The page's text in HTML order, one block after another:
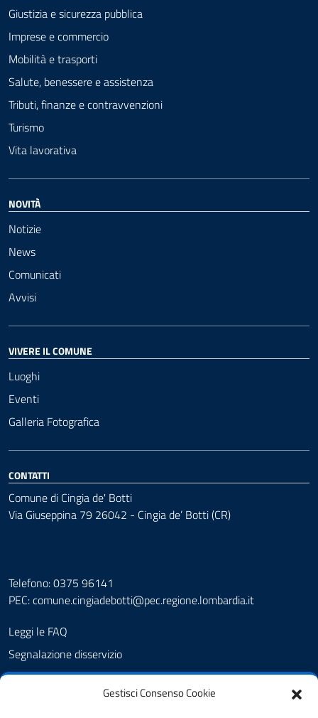
Gestisci Consenso Cookie
Giustizia e sicurezza pubblica
Imprese e commercio
Mobilità e trasporti
Salute, benessere e assistenza
Tributi, finanze e contravvenzioni
Turismo
Vita lavorativa
NOVITÀ
Notizie
News
Comunicati
Avvisi
VIVERE IL COMUNE
Luoghi
Eventi
Galleria Fotografica
CONTATTI
Comune di Cingia de' Botti
Via Giuseppina 79 26042 - Cingia de’ Botti (CR)
Telefono: 0375 96141
PEC:comune.cingiadebotti@pec.regione.lombardia.it
Leggi le FAQ
Segnalazione disservizio
Prenotazione appuntamento